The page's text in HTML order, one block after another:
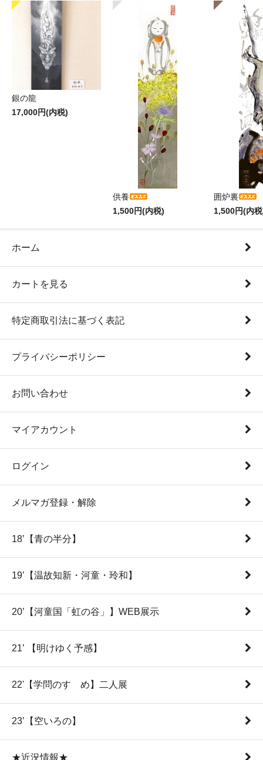
銀の龍
17,000円(内税)
供養
1,500円(内税)
囲炉裏
1,500円(内
ホーム
カートを見る
特定商取引法に基づく表記
プライバシーポリシー
お問い合わせ
マイアカウント
ログイン
メルマガ登録・解除
18’【青の半分】
19’【温故知新・河童・玲和】
20’【河童国「虹の谷」】WEB展示
21’ 【明けゆく予感】
22'【学問のすゝめ】二人展
23’【空いろの】
★近況情報★